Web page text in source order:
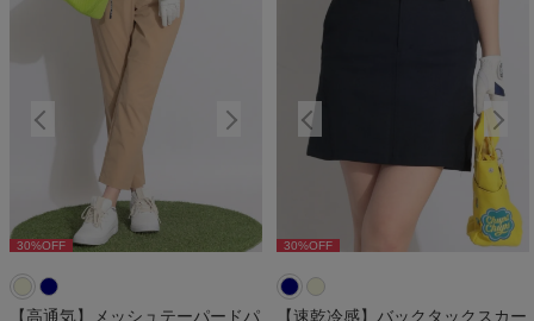
30%OFF %OFF
【高通気】メッシュテーパードパ
30%OFF 30%OFF
【速乾冷感】バックタックスカー